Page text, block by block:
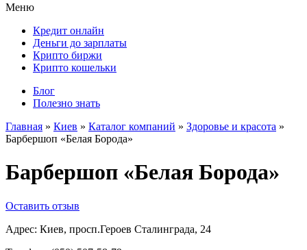
Меню
Кредит онлайн
Деньги до зарплаты
Крипто биржи
Крипто кошельки
Блог
Полезно знать
Главная » Киев » Каталог компаний » Здоровье и красота »
Барбершоп «Белая Борода»
Барбершоп «Белая Борода»
Оставить отзыв
Адрес: Киев, просп.Героев Сталинграда, 24